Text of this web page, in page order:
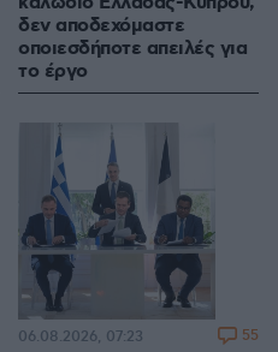
δεν αποδεχόμαστε
οποιεσδήποτε απειλές για
το έργο
06.08.2026, 07:23 55